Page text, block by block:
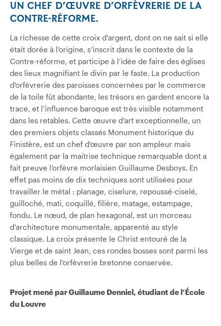
UN CHEF D’ŒUVRE D’ORFÈVRERIE DE LA
CONTRE-RÉFORME.
La richesse de cette croix d’argent, dont on ne sait si elle
était dorée à l’origine, s’inscrit dans le contexte de la
Contre-réforme, et participe à l’idée de faire des églises
des lieux magnifiant le divin par le faste. La production
d’orfèvrerie des paroisses concernées par le commerce
de la toile fût abondante, les trésors en gardent encore la
trace, et l’influence baroque est très visible notamment
dans les retables. Cette œuvre d’art exceptionnelle, un
des premiers objets classés Monument historique du
Finistère, est un chef d’œuvre par son ampleur mais
également par la maitrise technique remarquable dont a
fait preuve l’orfèvre morlaisien Guillaume Desboys. En
effet pas moins de dix techniques sont utilisées pour
travailler le métal : planage, ciselure, repoussé-ciselé,
guilloché, mati, coquillé, filière, matage, estampage,
fondu. Le nœud, de plan hexagonal, est un morceau
d’architecture monumentale, apparenté au style
classique. La croix présente le Christ entouré de la
Vierge et de saint Jean, ces rondes bosses sont parmi les
plus belles de l’orfèvrerie bretonne conservée.
Projet mené par Guillaume Denniel, étudiant de l’École
du Louvre